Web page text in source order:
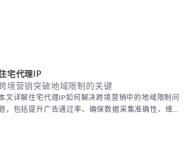
宅代理IP
境营销突破地域限制的关键
文详解住宅代理IP如何解决跨境营销中的地域限制问
，包括提升广告通过率、确保数据采集准确性、维护